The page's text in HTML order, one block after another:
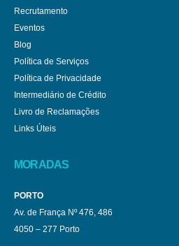
Recrutamento
Eventos
Blog
Política de Serviços
Política de Privacidade
Intermediário de Crédito
Livro de Reclamações
Links Úteis
MORADAS
PORTO
Av. de França Nº 476, 486
4050 – 277 Porto